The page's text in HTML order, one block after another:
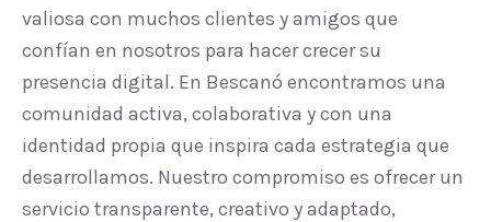
valiosa con muchos clientes y amigos que
confían en nosotros para hacer crecer su
presencia digital. En Bescanó encontramos una
comunidad activa, colaborativa y con una
identidad propia que inspira cada estrategia que
desarrollamos. Nuestro compromiso es ofrecer un
servicio transparente, creativo y adaptado,